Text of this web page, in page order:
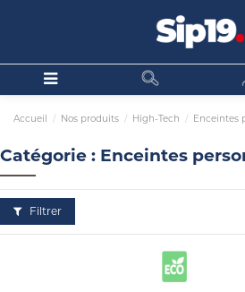
Accueil Nos produits High-Tech Enceintes
Catégorie : Enceintes
Filtrer